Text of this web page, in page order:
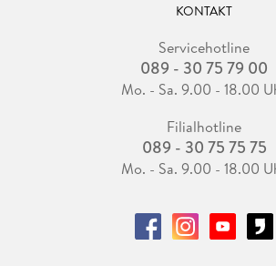
KONTAKT
Servicehotline
089 - 30 75 79 00
Mo. - Sa. 9.00 - 18.00
Filialhotline
089 - 30 75 75 75
Mo. - Sa. 9.00 - 18.00